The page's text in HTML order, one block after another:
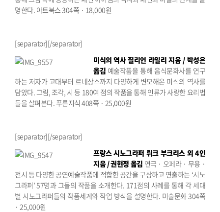
명한다. 아트북스 304쪽 · 18,000원
[separator][/separator]
미식의 역사질리언 라일리 지음 / 박성은
옮김 예술작품을 통해 음식문화사를 연구
하는 저자가 고대부터 르네상스까지 다양하게 변모해온 미식의 역사를
담았다. 그림, 조각, 시 등 180여 점의 작품을 통해 인류가 사랑한 요리법
들을 살펴본다.푸른지식 408쪽 · 25,000원
[separator][/separator]
프랑스 시노그라퍼 뤼크 부크리스 외 4인
지음 / 권현정 옮김 연극 · 오페라 · 무용 ·
전시 등 다양한 공연예술작품에 적합한 공간을 구상하고 연출하는 ‘시노
그라퍼’ 57명과 그들의 작품을 소개한다. 171점의 사례를 통해 각 세대
별 시노그라퍼들의 작품세계와 작업 방식을 설명한다. 미술문화 304쪽
· 25,000원